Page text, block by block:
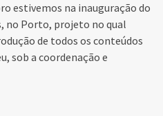
estivemos na inauguração do
no Porto, projeto no qual
de todos os conteúdos
sob a coordenação e